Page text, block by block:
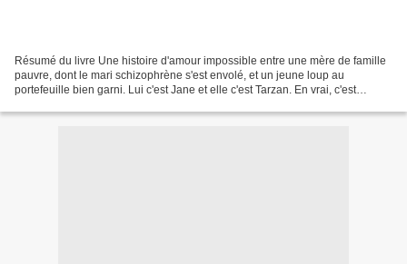
Résumé du livre Une histoire d'amour impossible entre une mère de famille
pauvre, dont le mari schizophrène s'est envolé, et un jeune loup au
portefeuille bien garni. Lui c'est Jane et elle c'est Tarzan. En vrai, c'est